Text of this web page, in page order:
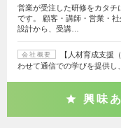
営業が受注した研修をカタチ
です。 顧客・講師・営業・
設計から、受講…
会社概要
【人材育成支援
わせて通信での学びを提供
興味